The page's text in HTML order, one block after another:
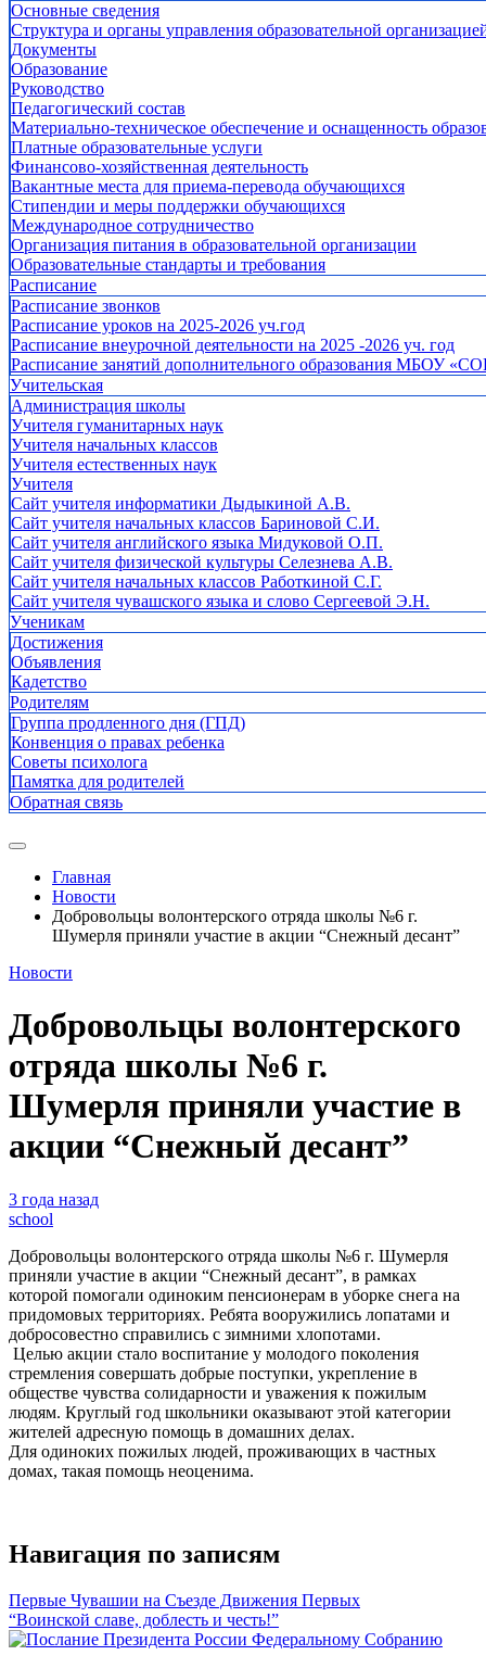
Основные сведения
Структура и органы управления образовательной
Документы
Образование
Руководство
Педагогический состав
Материально-техническое обеспечение и оснащенность
Платные образовательные услуги
Финансово-хозяйственная деятельность
Вакантные места для приема-перевода обучающихся
Стипендии и меры поддержки обучающихся
Международное сотрудничество
Организация питания в образовательной организации
Образовательные стандарты и требования
Расписание
Расписание звонков
Расписание уроков на 2025-2026 уч.год
Расписание внеурочной деятельности на 2025 -2026 уч. год
Расписание занятий дополнительного образования МБОУ
Учительская
Администрация школы
Учителя гуманитарных наук
Учителя начальных классов
Учителя естественных наук
Учителя
Cайт учителя информатики Дыдыкиной А.В.
Сайт учителя начальных классов Бариновой С.И.
Сайт учителя английского языка Мидуковой О.П.
Сайт учителя физической культуры Селезнева А.В.
Сайт учителя начальных классов Работкиной С.Г.
Сайт учителя чувашского языка и слово Сергеевой Э.Н.
Ученикам
Достижения
Объявления
Кадетство
Родителям
Группа продленного дня (ГПД)
Конвенция о правах ребенка
Советы психолога
Памятка для родителей
Обратная связь
Главная
Новости
Добровольцы волонтерского отряда школы №6 г.
Шумерля приняли участие в акции “Снежный десант”
Новости
Добровольцы волонтерского
отряда школы №6 г.
Шумерля приняли участие в
акции “Снежный десант”
3 года назад
school
Добровольцы волонтерского отряда школы №6 г. Шумерля
приняли участие в акции “Снежный десант”, в рамках
которой помогали одиноким пенсионерам в уборке снега на
придомовых территориях. Ребята вооружились лопатами и
добросовестно справились с зимними хлопотами.
Целью акции стало воспитание у молодого поколения
стремления совершать добрые поступки, укрепление в
обществе чувства солидарности и уважения к пожилым
людям. Круглый год школьники оказывают этой категории
жителей адресную помощь в домашних делах.
Для одиноких пожилых людей, проживающих в частных
домах, такая помощь неоценима.
Навигация по записям
Первые Чувашии на Съезде Движения Первых
“Воинской славе, доблесть и честь!”